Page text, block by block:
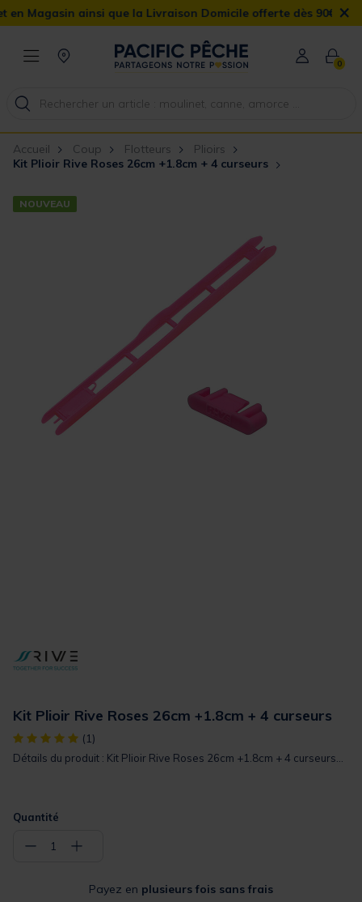
ainsi que la Livraison Domicile offerte dès 90€ ×
0
Accueil Coup Flotteurs
Plioirs
Kit Plioir Rive Roses 26cm +1.8cm + 4 curseurs
NOUVEAU
Kit Plioir Rive Roses 26cm +1.8cm + 4 curseurs
[object Object] out of 5 Customer Rating
(1)
Détails du produit : Kit Plioir Rive Roses 26cm +1.8cm + 4 curseurs...
Quantité
− 1 +
Payez en plusieurs fois sans frais